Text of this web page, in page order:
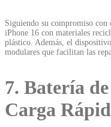
Siguiendo su compromiso
iPhone 16 con materiales
plástico. Además, el
modulares que facilitan las
7. Batería
Carga